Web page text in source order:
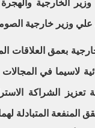
وزير الخارجية
علي وزير خارجية
بعمق العلاقات
لاسيما في
تعزيز الشراكة
المنفعة